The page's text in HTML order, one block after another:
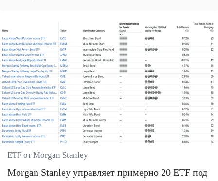
ETF от Morgan Stanley
Morgan Stanley управляет примерно 20 ETF под